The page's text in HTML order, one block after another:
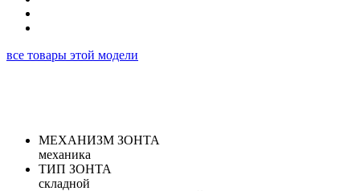
все товары этой модели
МЕХАНИЗМ ЗОНТА
механика
ТИП ЗОНТА
складной